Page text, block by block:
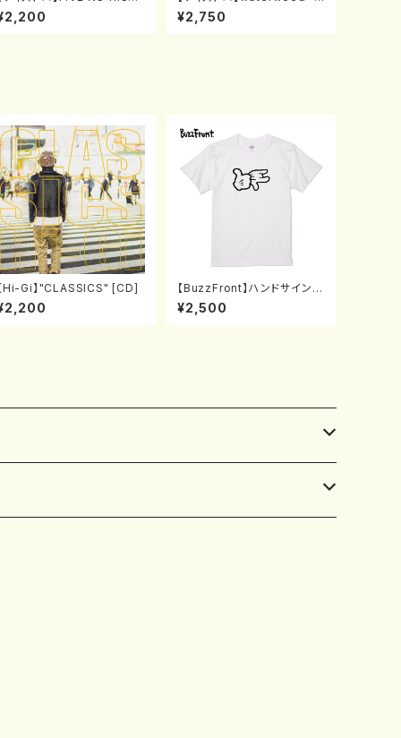
IMITATION" [CD]
rightest" [CD]
¥2,750
Hi-Gi】"CLASSICS" [CD]
【BuzzFront】ハンドサインT
シャツ白(S〜XL)
¥2,500